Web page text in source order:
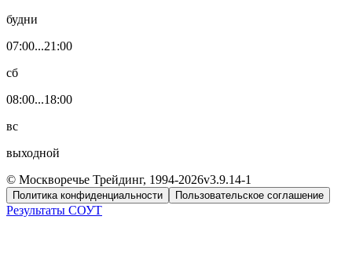
будни
07:00...21:00
сб
08:00...18:00
вс
выходной
© Москворечье Трейдинг, 1994-2026v3.9.14-1
Политика конфиденциальности Пользовательское соглашение
Результаты СОУТ